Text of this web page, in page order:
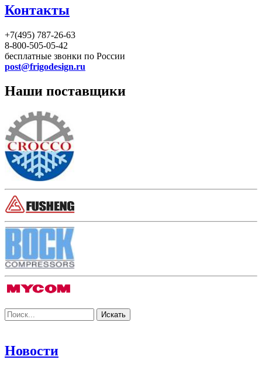
Контакты
+7(495) 787-26-63
8-800-505-05-42
бесплатные звонки по России
post@frigodesign.ru
Наши поставщики
Новости